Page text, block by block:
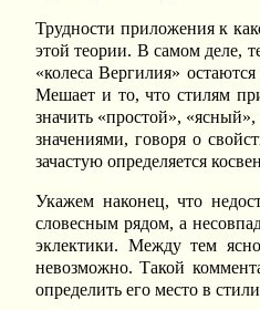
Трудности приложения к
этой теории. В самом деле,
«колеса Вергилия»
Мешает и то, что стилям
значить «простой»,
значениями, говоря о
зачастую определяется
Укажем наконец, что
словесным рядом, а
эклектики. Между тем
невозможно. Такой
определить его место в